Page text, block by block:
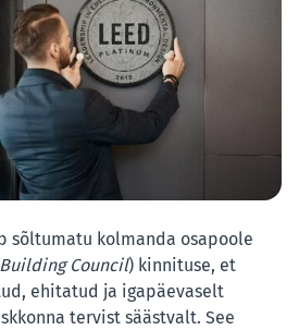
sõltumatu kolmanda osapoole
Council) kinnituse, et
ehitatud ja igapäevaselt
tervist säästvalt. See